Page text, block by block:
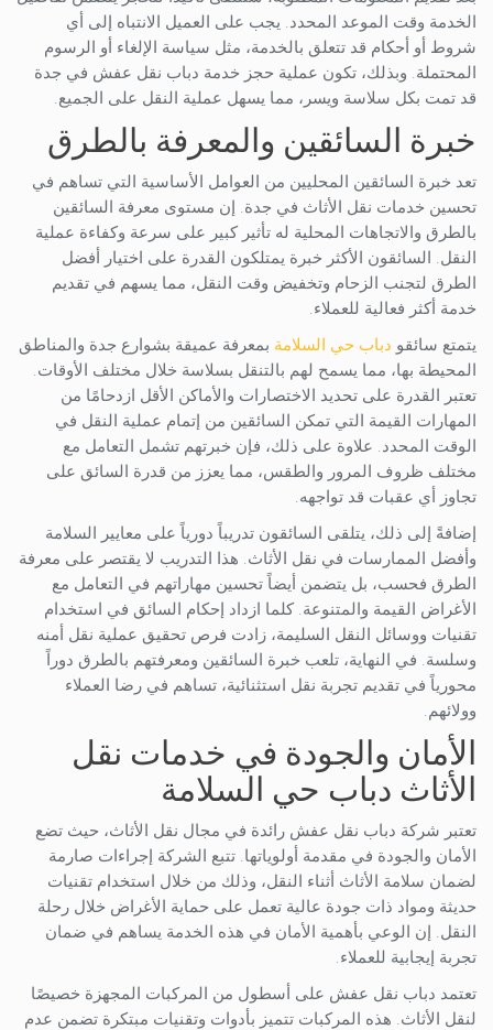
الخدمة وقت الموعد المحدد. يجب على العميل الانتباه إلى أي
شروط أو أحكام قد تتعلق بالخدمة، مثل سياسة الإلغاء أو الرسوم
المحتملة. وبذلك، تكون عملية حجز خدمة دباب نقل عفش في جدة
قد تمت بكل سلاسة ويسر، مما يسهل عملية النقل على الجميع.
خبرة السائقين والمعرفة بالطرق
تعد خبرة السائقين المحليين من العوامل الأساسية التي تساهم في
تحسين خدمات نقل الأثاث في جدة. إن مستوى معرفة السائقين
بالطرق والاتجاهات المحلية له تأثير كبير على سرعة وكفاءة عملية
النقل. السائقون الأكثر خبرة يمتلكون القدرة على اختيار أفضل
الطرق لتجنب الزحام وتخفيض وقت النقل، مما يسهم في تقديم
خدمة أكثر فعالية للعملاء.
يتمتع سائقو دباب حي السلامة بمعرفة عميقة بشوارع جدة والمناطق
المحيطة بها، مما يسمح لهم بالتنقل بسلاسة خلال مختلف الأوقات.
تعتبر القدرة على تحديد الاختصارات والأماكن الأقل ازدحامًا من
المهارات القيمة التي تمكن السائقين من إتمام عملية النقل في
الوقت المحدد. علاوة على ذلك، فإن خبرتهم تشمل التعامل مع
مختلف ظروف المرور والطقس، مما يعزز من قدرة السائق على
تجاوز أي عقبات قد تواجهه.
إضافةً إلى ذلك، يتلقى السائقون تدريباً دورياً على معايير السلامة
وأفضل الممارسات في نقل الأثاث. هذا التدريب لا يقتصر على معرفة
الطرق فحسب، بل يتضمن أيضاً تحسين مهاراتهم في التعامل مع
الأغراض القيمة والمتنوعة. كلما ازداد إحكام السائق في استخدام
تقنيات ووسائل النقل السليمة، زادت فرص تحقيق عملية نقل أمنه
وسلسة. في النهاية، تلعب خبرة السائقين ومعرفتهم بالطرق دوراً
محورياً في تقديم تجربة نقل استثنائية، تساهم في رضا العملاء
وولائهم.
الأمان والجودة في خدمات نقل
الأثاث دباب حي السلامة
تعتبر شركة دباب نقل عفش رائدة في مجال نقل الأثاث، حيث تضع
الأمان والجودة في مقدمة أولوياتها. تتبع الشركة إجراءات صارمة
لضمان سلامة الأثاث أثناء النقل، وذلك من خلال استخدام تقنيات
حديثة ومواد ذات جودة عالية تعمل على حماية الأغراض خلال رحلة
النقل. إن الوعي بأهمية الأمان في هذه الخدمة يساهم في ضمان
تجربة إيجابية للعملاء.
تعتمد دباب نقل عفش على أسطول من المركبات المجهزة خصيصًا
لنقل الأثاث. هذه المركبات تتميز بأدوات وتقنيات مبتكرة تضمن عدم